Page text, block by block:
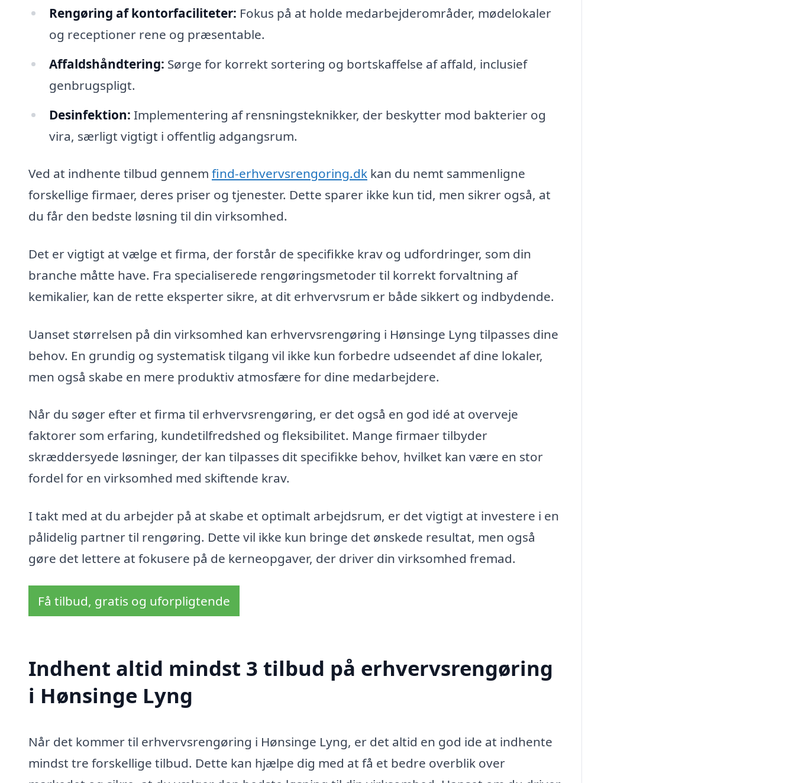
Rengøring af kontorfaciliteter: Fokus på at holde medarbejderområder, mødelokaler
og receptioner rene og præsentable.
Affaldshåndtering: Sørge for korrekt sortering og bortskaffelse af affald, inclusief
genbrugspligt.
Desinfektion: Implementering af rensningsteknikker, der beskytter mod bakterier og
vira, særligt vigtigt i offentlig adgangsrum.
Ved at indhente tilbud gennem find-erhvervsrengoring.dk kan du nemt sammenligne
forskellige firmaer, deres priser og tjenester. Dette sparer ikke kun tid, men sikrer også, at
du får den bedste løsning til din virksomhed.
Det er vigtigt at vælge et firma, der forstår de specifikke krav og udfordringer, som din
branche måtte have. Fra specialiserede rengøringsmetoder til korrekt forvaltning af
kemikalier, kan de rette eksperter sikre, at dit erhvervsrum er både sikkert og indbydende.
Uanset størrelsen på din virksomhed kan erhvervsrengøring i Hønsinge Lyng tilpasses dine
behov. En grundig og systematisk tilgang vil ikke kun forbedre udseendet af dine lokaler,
men også skabe en mere produktiv atmosfære for dine medarbejdere.
Når du søger efter et firma til erhvervsrengøring, er det også en god idé at overveje
faktorer som erfaring, kundetilfredshed og fleksibilitet. Mange firmaer tilbyder
skræddersyede løsninger, der kan tilpasses dit specifikke behov, hvilket kan være en stor
fordel for en virksomhed med skiftende krav.
I takt med at du arbejder på at skabe et optimalt arbejdsrum, er det vigtigt at investere i en
pålidelig partner til rengøring. Dette vil ikke kun bringe det ønskede resultat, men også
gøre det lettere at fokusere på de kerneopgaver, der driver din virksomhed fremad.
Få tilbud, gratis og uforpligtende
Indhent altid mindst 3 tilbud på erhvervsrengøring
i Hønsinge Lyng
Når det kommer til erhvervsrengøring i Hønsinge Lyng, er det altid en god ide at indhente
mindst tre forskellige tilbud. Dette kan hjælpe dig med at få et bedre overblik over